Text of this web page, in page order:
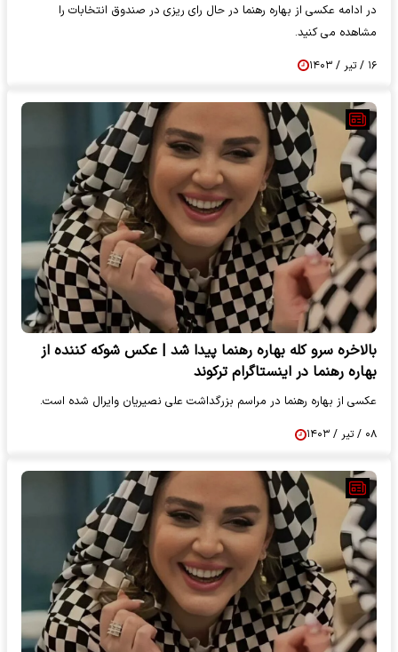
در ادامه عکسی از بهاره رهنما در حال رای ریزی در صندوق انتخابات را
مشاهده می کنید.
۱۶ / تیر / ۱۴۰۳
بالاخره سرو کله بهاره رهنما پیدا شد | عکس شوکه کننده از
بهاره رهنما در اینستاگرام ترکوند
عکسی از بهاره رهنما در مراسم بزرگداشت علی نصیریان وایرال شده است.
۰۸ / تیر / ۱۴۰۳